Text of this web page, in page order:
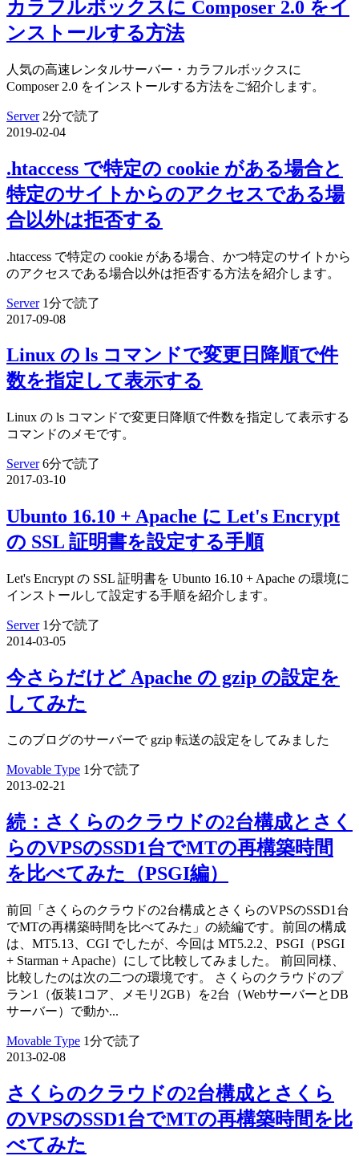
カラフルボックスに Composer 2.0 をイ
ンストールする方法
人気の高速レンタルサーバー・カラフルボックスに
Composer 2.0 をインストールする方法をご紹介します。
Server 2分で読了
2019-02-04
.htaccess で特定の cookie がある場合と
特定のサイトからのアクセスである場
合以外は拒否する
.htaccess で特定の cookie がある場合、かつ特定のサイトから
のアクセスである場合以外は拒否する方法を紹介します。
Server 1分で読了
2017-09-08
Linux の ls コマンドで変更日降順で件
数を指定して表示する
Linux の ls コマンドで変更日降順で件数を指定して表示する
コマンドのメモです。
Server 6分で読了
2017-03-10
Ubunto 16.10 + Apache に Let's Encrypt
の SSL 証明書を設定する手順
Let's Encrypt の SSL 証明書を Ubunto 16.10 + Apache の環境に
インストールして設定する手順を紹介します。
Server 1分で読了
2014-03-05
今さらだけど Apache の gzip の設定を
してみた
このブログのサーバーで gzip 転送の設定をしてみました
Movable Type 1分で読了
2013-02-21
続：さくらのクラウドの2台構成とさく
らのVPSのSSD1台でMTの再構築時間
を比べてみた（PSGI編）
前回「さくらのクラウドの2台構成とさくらのVPSのSSD1台
でMTの再構築時間を比べてみた」の続編です。前回の構成
は、MT5.13、CGI でしたが、今回は MT5.2.2、PSGI（PSGI
+ Starman + Apache）にして比較してみました。 前回同様、
比較したのは次の二つの環境です。 さくらのクラウドのプ
ラン1（仮装1コア、メモリ2GB）を2台（WebサーバーとDB
サーバー）で動か...
Movable Type 1分で読了
2013-02-08
さくらのクラウドの2台構成とさくら
のVPSのSSD1台でMTの再構築時間を比
べてみた